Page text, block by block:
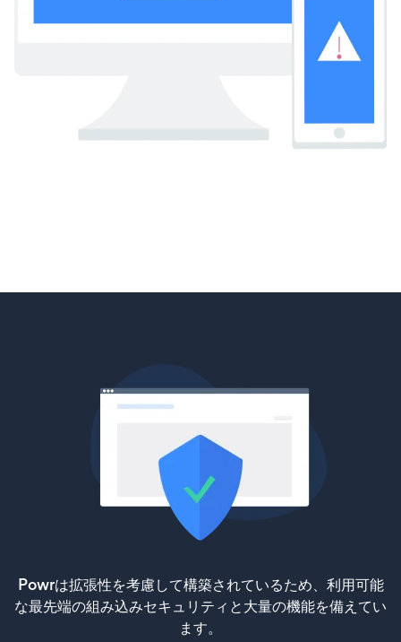
Powrは拡張性を考慮して構築されているため、利用可能
な最先端の組み込みセキュリティと大量の機能を備えてい
ます。